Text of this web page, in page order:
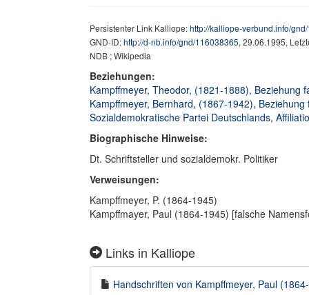
Persistenter Link Kalliope:http://kalliope-verbund.info/
GND-ID:http://d-nb.info/gnd/116038365, 29.06.1995,
NDB ; Wikipedia
Beziehungen:
Kampffmeyer, Theodor, (1821-1888), Beziehung
Kampffmeyer, Bernhard, (1867-1942), Beziehung
Sozialdemokratische Partei Deutschlands,
Biographische Hinweise:
Dt. Schriftsteller und sozialdemokr. Politiker
Verweisungen:
Kampffmeyer, P. (1864-1945)
Kampffmayer, Paul (1864-1945) [falsche
Links in Kalliope
Handschriften von Kampffmeyer, Paul